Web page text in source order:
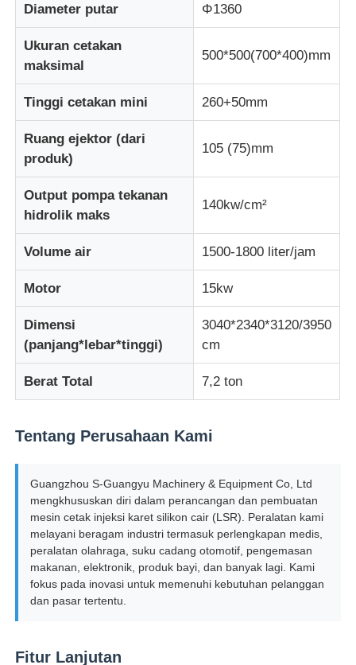
Kontrol kualitas
Hubungi kami
Berita
Semua Kasus
Quote request suatu
mesin cetakan injeksi silikon
Sistem Dosis LSR
Aksesoris mesin cetak injeksi
Cetakan injeksi karet silikon cair
Cetakan silikon cair
Pembuatan cetakan injeksi karet silikon
Diameter putar Φ1360
Ukuran cetakan
maksimal
500*500(700*400)mm
Tinggi cetakan mini 260+50mm
Ruang ejektor (dari
produk)
105 (75)mm
Output pompa tekanan
hidrolik maks
140kw/cm²
Volume air 1500-1800 liter/jam
Motor 15kw
Dimensi
(panjang*lebar*tinggi)
3040*2340*3120/3950
cm
Berat Total 7,2 ton
Tentang Perusahaan Kami
Guangzhou S-Guangyu Machinery & Equipment Co, Ltd
mengkhususkan diri dalam perancangan dan pembuatan
mesin cetak injeksi karet silikon cair (LSR). Peralatan kami
melayani beragam industri termasuk perlengkapan medis,
peralatan olahraga, suku cadang otomotif, pengemasan
makanan, elektronik, produk bayi, dan banyak lagi. Kami
fokus pada inovasi untuk memenuhi kebutuhan pelanggan
dan pasar tertentu.
Fitur Lanjutan